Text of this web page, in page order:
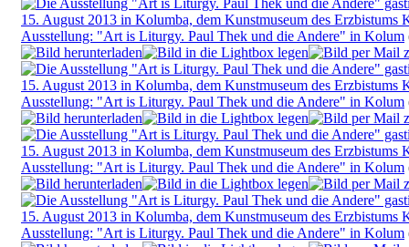
Ausstellung: "Art is Liturgy. Paul Thek und die Andere" in Kolum
Ausstellung: "Art is Liturgy. Paul Thek und die Andere" in Kolum
Ausstellung: "Art is Liturgy. Paul Thek und die Andere" in Kolum
Ausstellung: "Art is Liturgy. Paul Thek und die Andere" in Kolum